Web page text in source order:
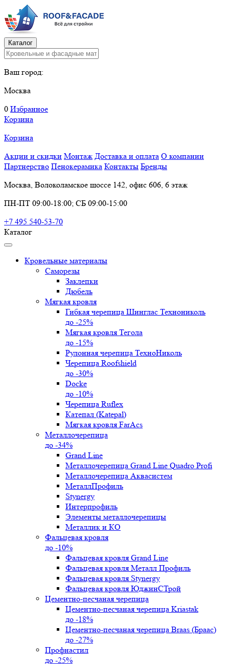
Каталог
Ваш город:
Москва
0 Избранное
Корзина
Корзина
Акции и скидки Монтаж Доставка и оплата О компании
Партнерство Пенокерамика Контакты Бренды
Москва, Волоколамское шоссе 142, офис 606, 6 этаж
ПН-ПТ 09:00-18:00; СБ 09:00-15:00
+7 495 540-53-70
Каталог
Кровельные материалы
Саморезы
Заклепки
Дюбель
Мягкая кровля
Гибкая черепица Шинглас Технониколь
до -25%
Мягкая кровля Тегола
до -15%
Рулонная черепица ТехноНиколь
Черепица Roofshield
до -30%
Docke
до -10%
Черепица Ruflex
Катепал (Katepal)
Мягкая кровля FarAcs
Металлочерепица
до -34%
Grand Line
Металлочерепица Grand Line Quadro Profi
Металлочерепица Аквасистем
МеталлПрофиль
Stynergy
Интерпрофиль
Элементы металлочерепицы
Металлик и КО
Фальцевая кровля
до -10%
Фальцевая кровля Grand Line
Фальцевая кровля Металл Профиль
Фальцевая кровля Stynergy
Фальцевая кровля ЮджинСТрой
Цементно-песчаная черепица
Цементно-песчаная черепица Kriastak
до -18%
Цементно-песчаная черепица Braas (Браас)
до -27%
Профнастил
до -25%